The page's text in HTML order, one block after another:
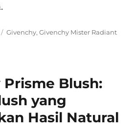
Tags
Givenchy,Givenchy Mister Radiant
Blush:
yang
Hasil Natural